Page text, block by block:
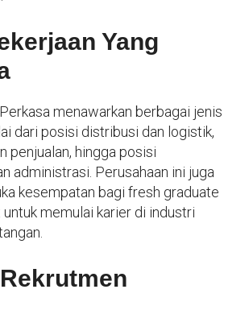
Yang
menawarkan berbagai jenis
dari posisi distribusi dan logistik,
penjualan, hingga posisi
administrasi. Perusahaan ini juga
kesempatan bagi fresh graduate
memulai karier di industri